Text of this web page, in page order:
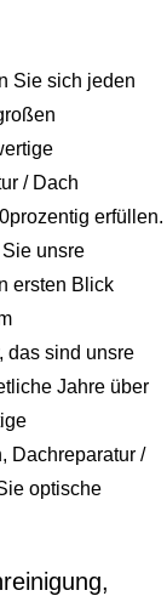
Sie sich jeden
/ Dach
erfüllen.
unsre
ersten Blick
das sind unsre
Jahre über
Dachreparatur /
optische